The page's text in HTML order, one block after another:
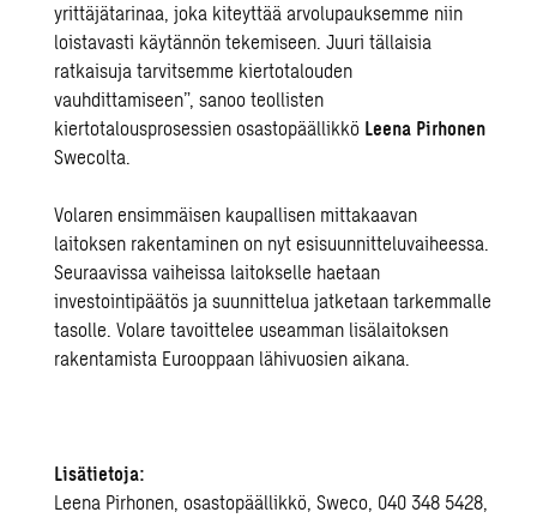
yrittäjätarinaa, joka kiteyttää arvolupauksemme niin
loistavasti käytännön tekemiseen. Juuri tällaisia
ratkaisuja tarvitsemme kiertotalouden
vauhdittamiseen”, sanoo teollisten
kiertotalousprosessien osastopäällikkö Leena Pirhonen
Swecolta.
Volaren ensimmäisen kaupallisen mittakaavan
laitoksen rakentaminen on nyt esisuunnitteluvaiheessa.
Seuraavissa vaiheissa laitokselle haetaan
investointipäätös ja suunnittelua jatketaan tarkemmalle
tasolle. Volare tavoittelee useamman lisälaitoksen
rakentamista Eurooppaan lähivuosien aikana.
Lisätietoja:
Leena Pirhonen, osastopäällikkö, Sweco, 040 348 5428,